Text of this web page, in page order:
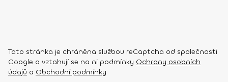
Tato stránka je chráněna službou reCaptcha od společnosti
Google a vztahují se na ni podmínky Ochrany osobních
údajů a Obchodní podmínky